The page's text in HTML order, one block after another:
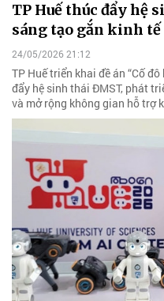
TP Huế thúc đẩy hệ
sáng tạo gắn kinh
24/05/2026 21:12
TP Huế triển khai đề án “Cố
đẩy hệ sinh thái ĐMST, phát
và mở rộng không gian hỗ trợ